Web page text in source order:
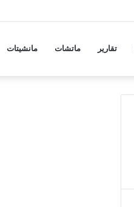
تقارير ماتشات مانشيتات